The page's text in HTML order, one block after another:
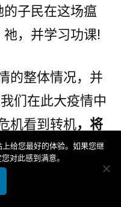
子民在这场瘟
，并学习功课!
的整体情况，并
们在此大疫情中
机看到转机，将
我们在履行「大
一大步。
给您最好的体验。如果您继
对此感到满意。